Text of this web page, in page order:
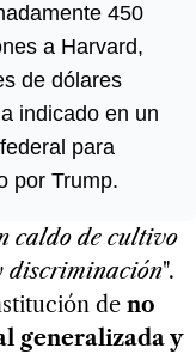
450
a Harvard,
de dólares
indicado en un
para
por Trump.
caldo de cultivo
discriminación".
de no
generalizada y